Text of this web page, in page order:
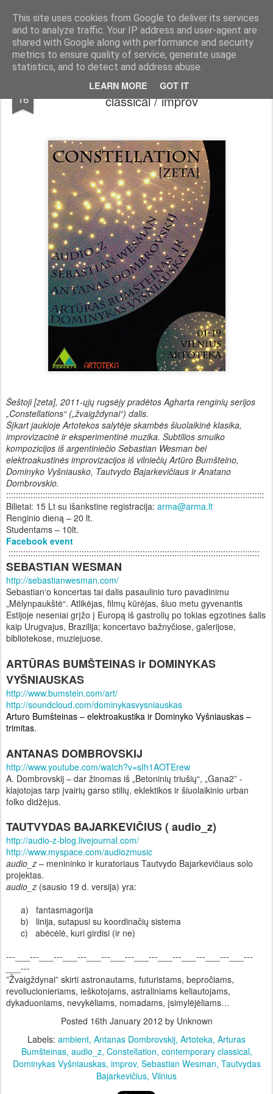
This site uses cookies from Google to deliver its services
and to analyze traffic. Your IP address and user-agent are
shared with Google along with performance and security
metrics to ensure quality of service, generate usage
statistics, and to detect and address abuse.
LEARN MORE GOT IT
arma.lt sound-performance artist and promoter from Lithuania
Pages
16
Constellation [zeta] - contemporary
classical / improv
Šeštoji [zeta], 2011-ųjų rugsėjy pradėtos Agharta renginių serijos
„Constellations“ („žvaigždynai“) dalis.
Šįkart jaukioje Artotekos salytėje skambės šiuolaikinė klasika,
improvizacinė ir eksperimentinė muzika. Subtilios smuiko
kompozicijos iš argentiniečio Sebastian Wesman bei
elektroakustinės improvizacijos iš vilniečių Artūro Bumšteino,
Dominyko Vyšniausko, Tautvydo Bajarkevičiaus ir Anatano
Dombrovskio.
::::::::::::::::::::::::::::::::::::::::::::::::::::::::::::::::::::::::::::::::::::::::::::::::::::::::::
Bilietai: 15 Lt su išankstine registracija: arma@arma.lt
Renginio dieną – 20 lt.
Studentams – 10lt.
Facebook event
:::::::::::::::::::::::::::::::::::::::::::::::::::::::::::::::::::::::::::::::::::::::::::::::::::::::
SEBASTIAN WESMAN
http://sebastianwesman.com/
Sebastian‘o koncertas tai dalis pasaulinio turo pavadinimu
„Mėlynpaukštė“. Atlikėjas, filmų kūrėjas, šiuo metu gyvenantis
Estijoje neseniai grįžo į Europą iš gastrolių po tokias egzotines šalis
kaip Urugvajus, Brazilija; koncertavo bažnyčiose, galerijose,
bibliotekose, muziejuose.
ARTŪRAS BUMŠTEINAS ir DOMINYKAS
VYŠNIAUSKAS
http://www.bumstein.com/art/
http://soundcloud.com/dominykasvysniauskas
Arturo Bumšteinas – elektroakustika ir Dominyko Vyšniauskas –
trimitas.
ANTANAS DOMBROVSKIJ
http://www.youtube.com/watch?v=sIh1AOTErew
A. Dombrovskij – dar žinomas iš „Betoninių triušių“, „Gana2” -
klajotojas tarp įvairių garso stilių, eklektikos ir šiuolaikinio urban
folko didžėjus.
TAUTVYDAS BAJARKEVIČIUS ( audio_z)
http://audio-z-blog.livejournal.com/
http://www.myspace.com/audiozmusic
audio_z – menininko ir kuratoriaus Tautvydo Bajarkevičiaus solo
projektas.
audio_z (sausio 19 d. versija) yra:
a)
fantasmagorija
b)
linija, sutapusi su koordinačių sistema
c)
abėcėlė, kuri girdisi (ir ne)
---___---___---___---___---___---___---___---___---___---___---
___---
”Žvaigždynai” skirti astronautams, futuristams, bepročiams,
revoliucionieriams, ieškotojams, astraliniams keliautojams,
dykaduoniams, nevykėliams, nomadams, įsimylėjėliams…
Posted 16th January 2012 by Unknown
Labels: ambient Antanas Dombrovskij Artoteka Arturas
Bumšteinas audio_z Constellation contemporary classical
Dominykas Vyšniauskas improv Sebastian Wesman Tautvydas
Bajarkevičius Vilnius